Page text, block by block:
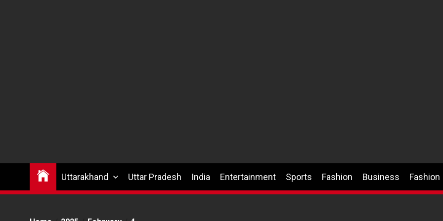
Uttarakhand Uttar Pradesh India Entertainment Sports Fashion Business Fashion